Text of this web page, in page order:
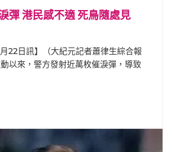
彈 港民感不適 死鳥隨處見
月22日訊】（大紀元記者蕭律生綜合報
以來，警方發射近萬枚催淚彈，導致